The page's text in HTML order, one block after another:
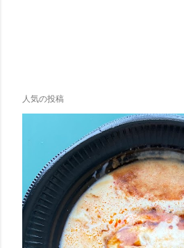
人気の投稿